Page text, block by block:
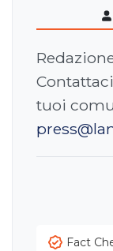
tuoi
Fact